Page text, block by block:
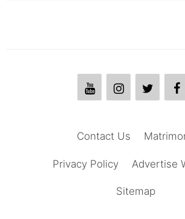
Contact Us
Advertise
Privacy Policy
Sitemap